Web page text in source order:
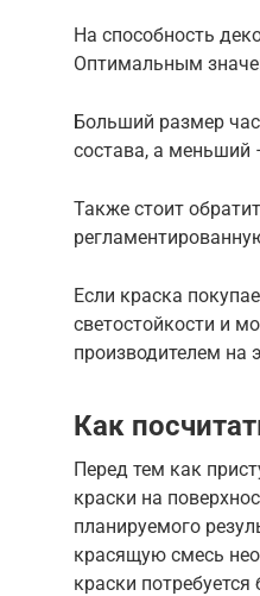
На способность
Оптимальным
Больший размер
состава, а меньший
Также стоит
Если краска
светостойкости и
производителем на
Как
Перед тем как
краски на
планируемого
красящую смесь
краски